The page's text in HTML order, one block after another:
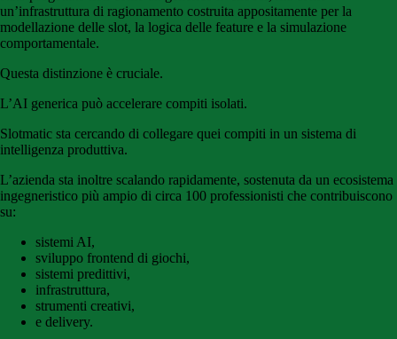
un’infrastruttura di ragionamento costruita appositamente per la
modellazione delle slot, la logica delle feature e la simulazione
comportamentale.
Questa distinzione è cruciale.
L’AI generica può accelerare compiti isolati.
Slotmatic sta cercando di collegare quei compiti in un sistema di
intelligenza produttiva.
L’azienda sta inoltre scalando rapidamente, sostenuta da un ecosistema
ingegneristico più ampio di circa 100 professionisti che contribuiscono
su:
sistemi AI,
sviluppo frontend di giochi,
sistemi predittivi,
infrastruttura,
strumenti creativi,
e delivery.